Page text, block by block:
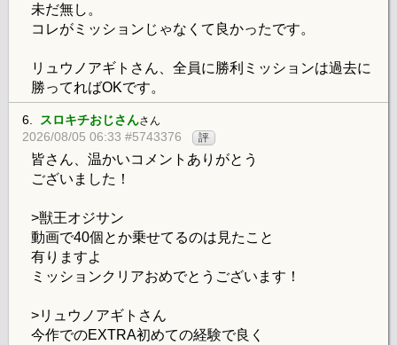
未だ無し。
コレがミッションじゃなくて良かったです。
リュウノアギトさん、全員に勝利ミッションは過去に
勝ってればOKです。
6. スロキチおじさんさん
2026/08/05 06:33 #5743376 評
皆さん、温かいコメントありがとう
ございました！
>獣王オジサン
動画で40個とか乗せてるのは見たこと
有りますよ
ミッションクリアおめでとうございます！
>リュウノアギトさん
今作でのEXTRA初めての経験で良く